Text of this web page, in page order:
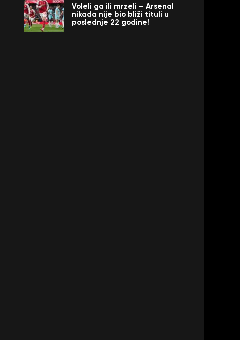
Voleli ga ili mrzeli – Arsenal
nikada nije bio bliži tituli u
poslednje 22 godine!